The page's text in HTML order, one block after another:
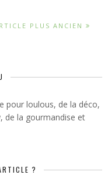
PLUS ANCIEN
pour loulous, de la déco,
de la gourmandise et
?